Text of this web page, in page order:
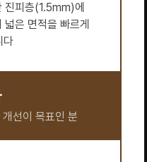
피층(1.5mm)에
은 면적을 빠르게
다
선이 목표인 분